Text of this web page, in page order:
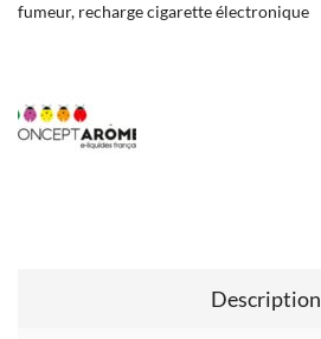
fumeur, recharge cigarette électronique
Description